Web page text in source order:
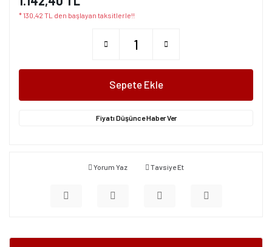
* 130,42 TL den başlayan taksitlerle!!
Sepete Ekle
Fiyatı Düşünce Haber Ver
Yorum Yaz Tavsiye Et